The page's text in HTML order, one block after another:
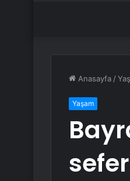
Anasayfa /
Yaşam